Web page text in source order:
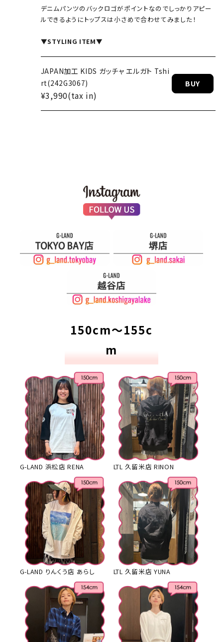
デニムパンツのバックロゴがポイントなのでしっかりアピー
ルできるようにトップスは小さめで合わせてみました！
▼STYLING ITEM▼
JAPAN加工 KIDS ガッチャ エルガト Tshi
rt(242G3067)
¥3,990(tax in)
BUY
150cm～155c
m
G-LAND 浜松店 RENA LTL 久留米店 RINON
G-LAND りんくう店 あらし LTL 久留米店 YUNA